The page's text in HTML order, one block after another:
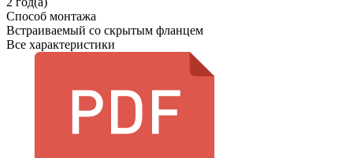
Способ монтажа
Встраиваемый со скрытым фланцем
Все характеристики